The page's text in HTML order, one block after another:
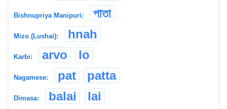
Bishnupriya Manipuri: পাতা
Mizo (Lushai): hnah
Karbi: arvo lo
Nagamese: pat patta
Dimasa: balai lai